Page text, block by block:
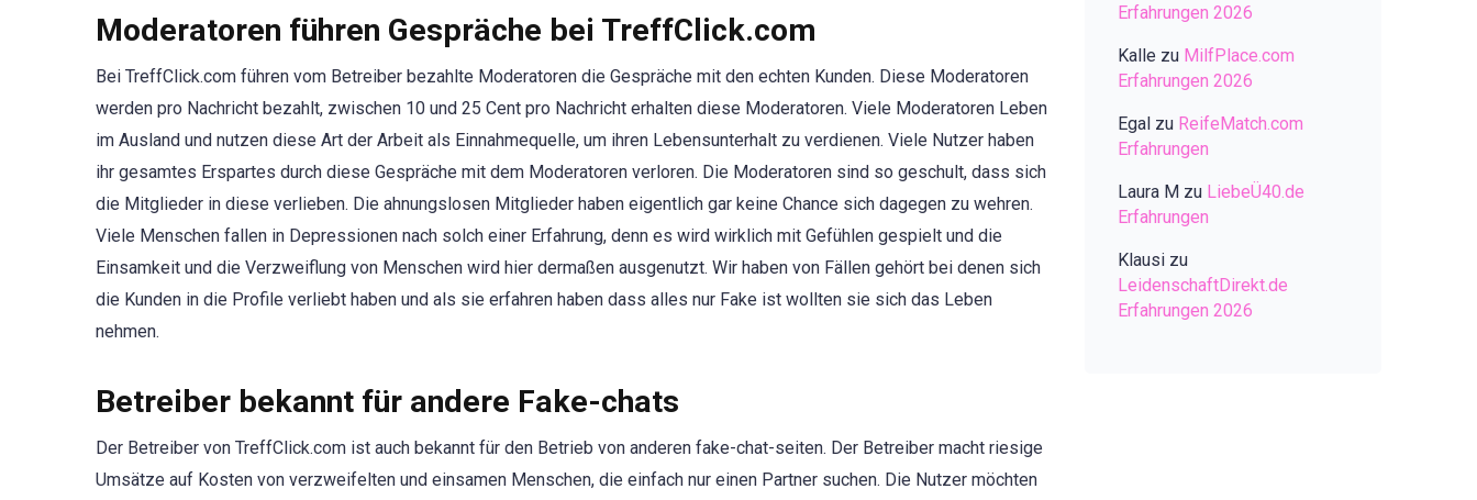
Moderatoren führen Gespräche bei TreffClick.com
Bei TreffClick.com führen vom Betreiber bezahlte Moderatoren die Gespräche mit den echten Kunden. Diese Moderatoren
werden pro Nachricht bezahlt, zwischen 10 und 25 Cent pro Nachricht erhalten diese Moderatoren. Viele Moderatoren Leben
im Ausland und nutzen diese Art der Arbeit als Einnahmequelle, um ihren Lebensunterhalt zu verdienen. Viele Nutzer haben
ihr gesamtes Erspartes durch diese Gespräche mit dem Moderatoren verloren. Die Moderatoren sind so geschult, dass sich
die Mitglieder in diese verlieben. Die ahnungslosen Mitglieder haben eigentlich gar keine Chance sich dagegen zu wehren.
Viele Menschen fallen in Depressionen nach solch einer Erfahrung, denn es wird wirklich mit Gefühlen gespielt und die
Einsamkeit und die Verzweiflung von Menschen wird hier dermaßen ausgenutzt. Wir haben von Fällen gehört bei denen sich
die Kunden in die Profile verliebt haben und als sie erfahren haben dass alles nur Fake ist wollten sie sich das Leben
nehmen.
Betreiber bekannt für andere Fake-chats
Der Betreiber von TreffClick.com ist auch bekannt für den Betrieb von anderen fake-chat-seiten. Der Betreiber macht riesige
Umsätze auf Kosten von verzweifelten und einsamen Menschen, die einfach nur einen Partner suchen. Die Nutzer möchten
Erfahrungen 2026
Kalle zu MilfPlace.com
Erfahrungen 2026
Egal zu ReifeMatch.com
Erfahrungen
Laura M zu LiebeÜ40.de
Erfahrungen
Klausi zu
LeidenschaftDirekt.de
Erfahrungen 2026